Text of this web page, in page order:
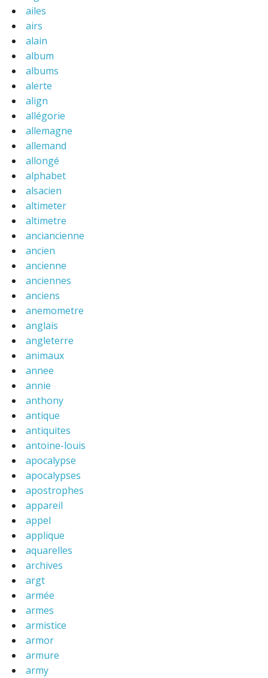
ailes
airs
alain
album
albums
alerte
align
allégorie
allemagne
allemand
allongé
alphabet
alsacien
altimeter
altimetre
anciancienne
ancien
ancienne
anciennes
anciens
anemometre
anglais
angleterre
animaux
annee
annie
anthony
antique
antiquites
antoine-louis
apocalypse
apocalypses
apostrophes
appareil
appel
applique
aquarelles
archives
argt
armée
armes
armistice
armor
armure
army